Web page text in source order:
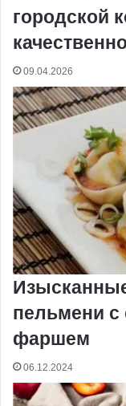
городской
09.04.2026
пельмени с
фаршем
06.12.2024